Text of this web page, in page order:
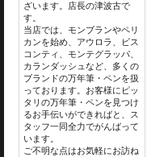
ざいます。店長の津波古で
す。
当店では、モンブランやペリ
カンを始め、アウロラ、ビス
コンティ、モンテグラッパ、
カランダッシュなど、多くの
ブランドの万年筆・ペンを扱
っております。お客様にピッ
タリの万年筆・ペンを見つけ
るお手伝いができればと、ス
タッフ一同全力でがんばって
います。
ご不明な点はお気軽にお訪ね